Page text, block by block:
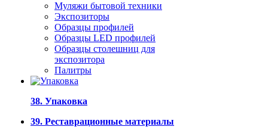
Муляжи бытовой техники
Экспозиторы
Образцы профилей
Образцы LED профилей
Образцы столешниц для
экспозитора
Палитры
38. Упаковка
39. Реставрационные материалы